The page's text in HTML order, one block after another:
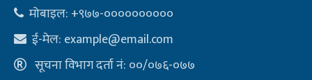
मोबाइल: +९७७-००००००००००
ई-मेल: example@email.com
सूचना विभाग दर्ता नं: ००/०७६-०७७